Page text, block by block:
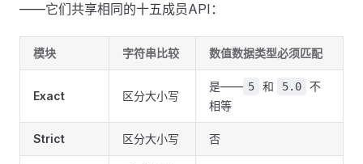
——它们共享相同的十五成员API：
模块 字符串比较 数值数据类型必须匹配
Exact 区分大小写
是—— 5 和 5.0
不
相等
Strict 区分大小写 否